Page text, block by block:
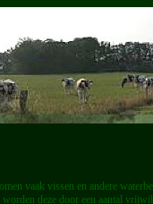
vaak vissen en andere
worden deze door een aantal